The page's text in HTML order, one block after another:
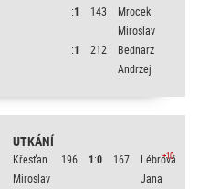
:1 143
Mrocek
Miroslav
:1 212
Bednarz
Andrzej
UTKÁNÍ
Křesťan
Miroslav
196 1:0 167
Lébrová
Jana
+10